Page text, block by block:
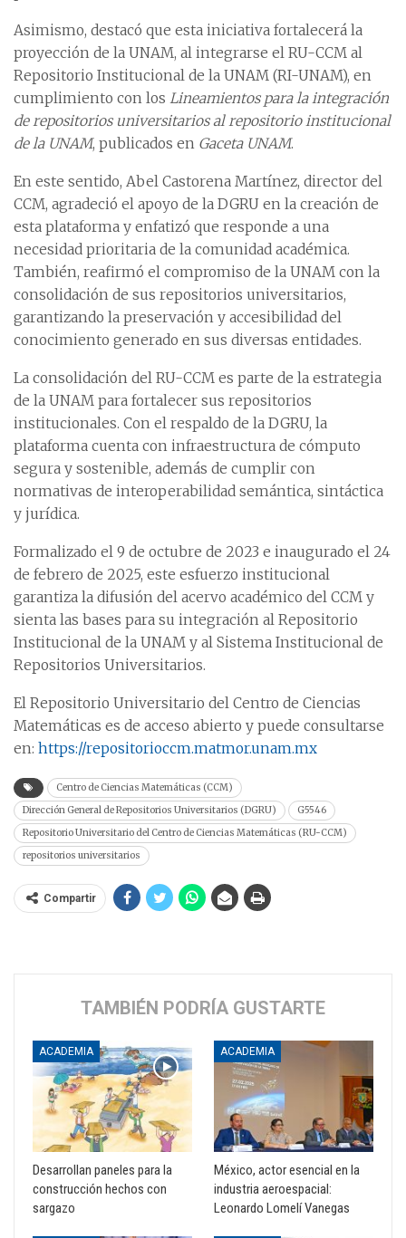
Asimismo, destacó que esta iniciativa fortalecerá la
proyección de la UNAM, al integrarse el RU-CCM al
Repositorio Institucional de la UNAM (RI-UNAM), en
cumplimiento con los Lineamientos para la integración
de repositorios universitarios al repositorio institucional
de la UNAM, publicados en Gaceta UNAM.
En este sentido, Abel Castorena Martínez, director del
CCM, agradeció el apoyo de la DGRU en la creación de
esta plataforma y enfatizó que responde a una
necesidad prioritaria de la comunidad académica.
También, reafirmó el compromiso de la UNAM con la
consolidación de sus repositorios universitarios,
garantizando la preservación y accesibilidad del
conocimiento generado en sus diversas entidades.
La consolidación del RU-CCM es parte de la estrategia
de la UNAM para fortalecer sus repositorios
institucionales. Con el respaldo de la DGRU, la
plataforma cuenta con infraestructura de cómputo
segura y sostenible, además de cumplir con
normativas de interoperabilidad semántica, sintáctica
y jurídica.
Formalizado el 9 de octubre de 2023 e inaugurado el 24
de febrero de 2025, este esfuerzo institucional
garantiza la difusión del acervo académico del CCM y
sienta las bases para su integración al Repositorio
Institucional de la UNAM y al Sistema Institucional de
Repositorios Universitarios.
El Repositorio Universitario del Centro de Ciencias
Matemáticas es de acceso abierto y puede consultarse
en: https://repositorioccm.matmor.unam.mx
Centro de Ciencias Matemáticas (CCM)
Dirección General de Repositorios Universitarios (DGRU)
G5546
Repositorio Universitario del Centro de Ciencias Matemáticas (RU-CCM)
repositorios universitarios
Compartir
TAMBIÉN PODRÍA GUSTARTE
ACADEMIA
Desarrollan paneles para la
construcción hechos con
sargazo
ACADEMIA
México, actor esencial en la
industria aeroespacial:
Leonardo Lomelí Vanegas